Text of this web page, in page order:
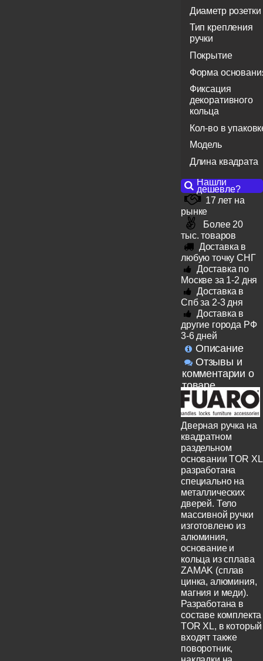
Диаметр
Тип крепления
ручки
Покрытие
Форма
Фиксация
декоративного
кольца
Кол-во в
Модель
Длина квадрата
Нашли
дешевле?
17 лет на
рынке
Более 20
тыс. товаров
Доставка в
любую точку СНГ
Доставка по
Москве за 1-2 дня
Доставка в
Спб за 2-3 дня
Доставка в
другие города РФ
3-6 дней
Описание
Отзывы и
комментарии о
товаре
Дверная ручка на
квадратном
раздельном
основании TOR XL
разработана
специально на
металлических
дверей. Тело
массивной ручки
изготовлено из
алюминия,
основание и
кольца из сплава
ZAMAK (сплав
цинка, алюминия,
магния и меди).
Разработана в
составе комплекта
TOR XL, в который
входят также
поворотник,